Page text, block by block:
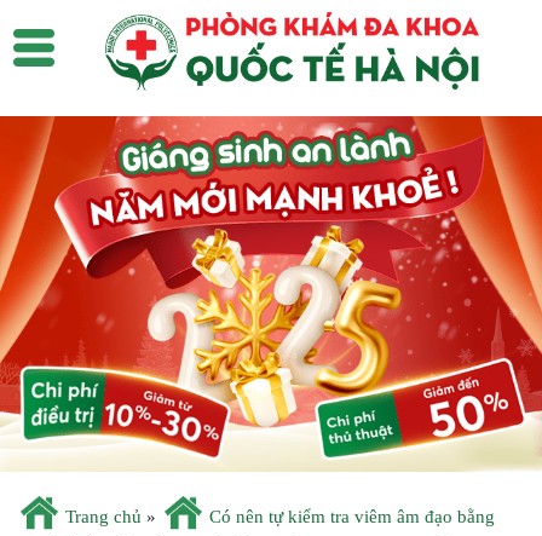
Trang chủ »
Có nên tự kiểm tra viêm âm đạo bằng